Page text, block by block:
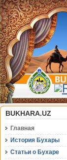
BUKHARA.UZ
Главная
История Бухары
Статьи о Бухаре